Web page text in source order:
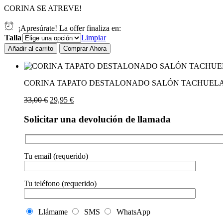
CORINA SE ATREVE!
¡Apresúrate! La offer finaliza en:
Talla
Limpiar
CORINA
TAPATO
DESTALONADO
TACHUELAS.
cantidad
Añadir al carrito Comprar Ahora
CORINA TAPATO DESTALONADO SALÓN
33,00€ El
original
33,00 €.
29,95 €El
actual
29,95 €.
Solicitar una devolución de llamada
Tu email (requerido)
Tu teléfono (requerido)
Llámame SMS WhatsApp